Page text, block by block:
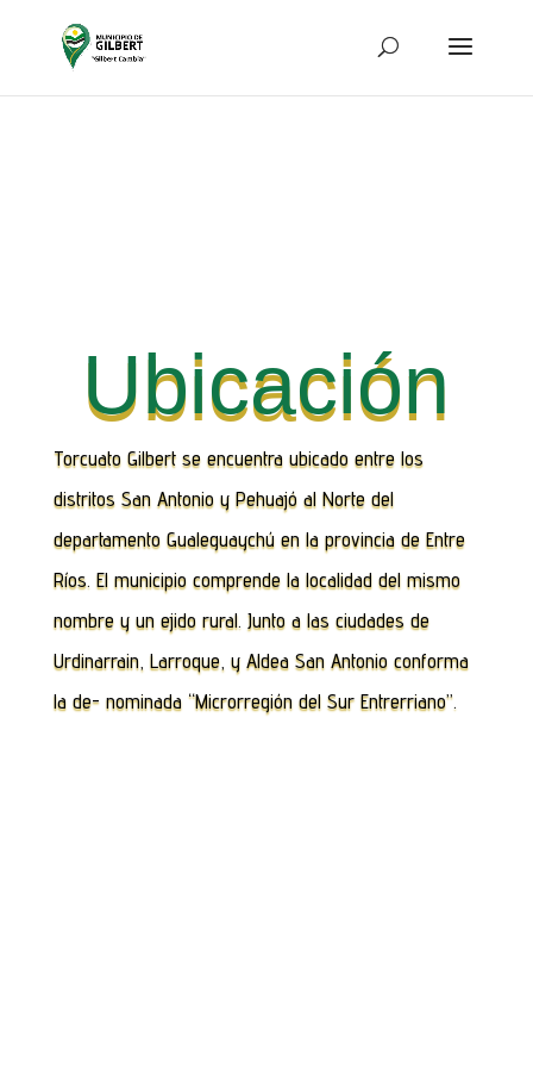
Ubicación
Torcuato Gilbert se encuentra ubicado entre los
distritos San Antonio y Pehuajó al Norte del
departamento Gualeguaychú en la provincia de Entre
Ríos. El municipio comprende la localidad del mismo
nombre y un ejido rural. Junto a las ciudades de
Urdinarrain, Larroque, y Aldea San Antonio conforma
la de- nominada “Microrregión del Sur Entrerriano”.